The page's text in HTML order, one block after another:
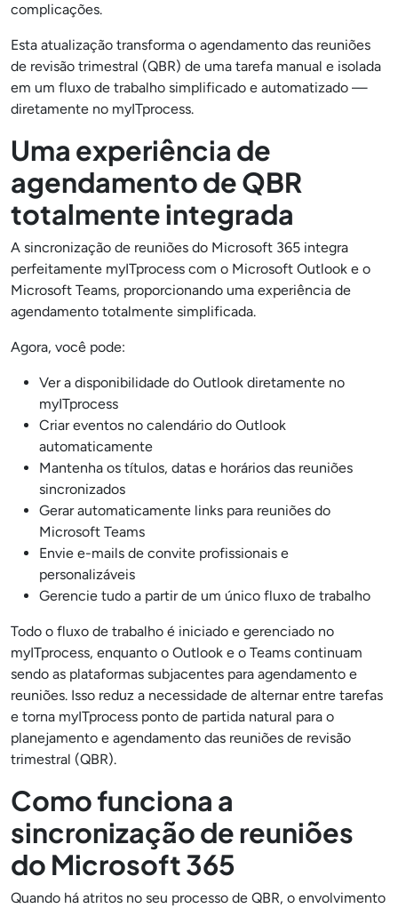
complicações.
Esta atualização transforma o agendamento das reuniões
de revisão trimestral (QBR) de uma tarefa manual e isolada
em um fluxo de trabalho simplificado e automatizado —
diretamente no myITprocess.
Uma experiência de
agendamento de QBR
totalmente integrada
A sincronização de reuniões do Microsoft 365 integra
perfeitamente myITprocess com o Microsoft Outlook e o
Microsoft Teams, proporcionando uma experiência de
agendamento totalmente simplificada.
Agora, você pode:
Ver a disponibilidade do Outlook diretamente no
myITprocess
Criar eventos no calendário do Outlook
automaticamente
Mantenha os títulos, datas e horários das reuniões
sincronizados
Gerar automaticamente links para reuniões do
Microsoft Teams
Envie e-mails de convite profissionais e
personalizáveis
Gerencie tudo a partir de um único fluxo de trabalho
Todo o fluxo de trabalho é iniciado e gerenciado no
myITprocess, enquanto o Outlook e o Teams continuam
sendo as plataformas subjacentes para agendamento e
reuniões. Isso reduz a necessidade de alternar entre tarefas
e torna myITprocess ponto de partida natural para o
planejamento e agendamento das reuniões de revisão
trimestral (QBR).
Como funciona a
sincronização de reuniões
do Microsoft 365
Quando há atritos no seu processo de QBR, o envolvimento